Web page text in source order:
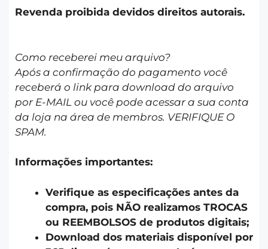
Revenda proibida devidos direitos autorais.
Como receberei meu arquivo?
Após a confirmação do pagamento você
receberá o link para download do arquivo
por E-MAIL ou você pode acessar a sua conta
da loja na área de membros. VERIFIQUE O
SPAM.
Informações importantes:
Verifique as especificações antes da
compra, pois NÃO realizamos TROCAS
ou REEMBOLSOS de produtos digitais;
Download dos materiais disponível por